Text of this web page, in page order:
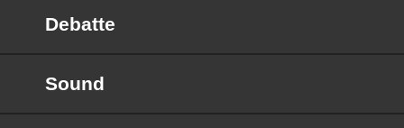
Debatte
Sound